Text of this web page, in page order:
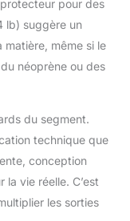
pour des
lb) suggère un
même si le
néoprène ou des
du segment.
technique que
conception
vie réelle. C’est
les sorties